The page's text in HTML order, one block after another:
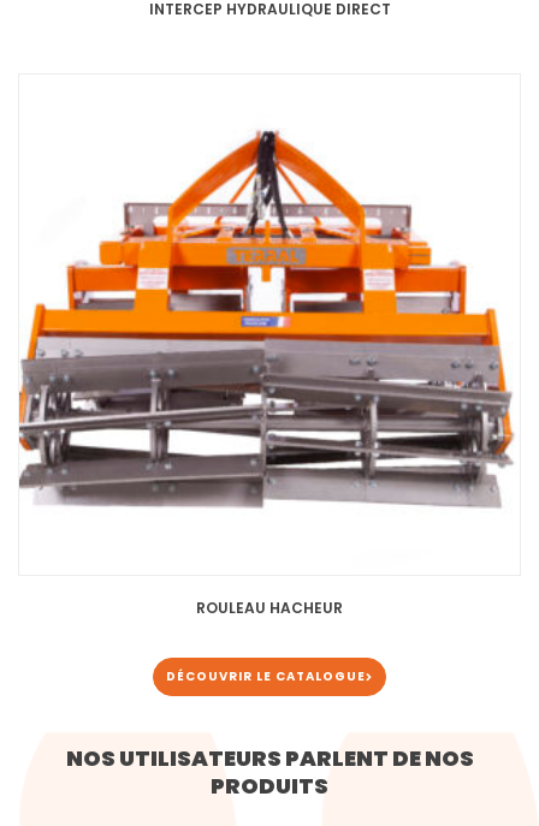
INTERCEP HYDRAULIQUE DIRECT
ROULEAU HACHEUR
DÉCOUVRIR LE CATALOGUE
NOS UTILISATEURS PARLENT DE NOS
PRODUITS